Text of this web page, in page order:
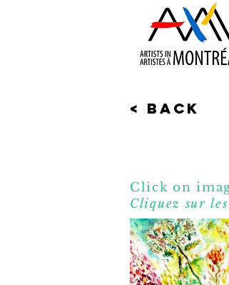
< Back
Click on
Cliquez sur